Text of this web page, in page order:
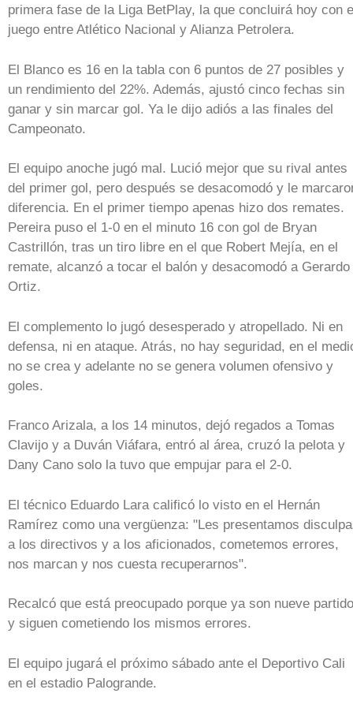
primera fase de la Liga BetPlay, la que concluirá hoy con
juego entre Atlético Nacional y Alianza Petrolera.
El Blanco es 16 en la tabla con 6 puntos de 27 posibles y
un rendimiento del 22%. Además, ajustó cinco fechas sin
ganar y sin marcar gol. Ya le dijo adiós a las finales del
Campeonato.
El equipo anoche jugó mal. Lució mejor que su rival antes
del primer gol, pero después se desacomodó y le
diferencia. En el primer tiempo apenas hizo dos remates.
Pereira puso el 1-0 en el minuto 16 con gol de Bryan
Castrillón, tras un tiro libre en el que Robert Mejía, en el
remate, alcanzó a tocar el balón y desacomodó a Gerardo
Ortiz.
El complemento lo jugó desesperado y atropellado. Ni en
defensa, ni en ataque. Atrás, no hay seguridad, en el
no se crea y adelante no se genera volumen ofensivo y
goles.
Franco Arizala, a los 14 minutos, dejó regados a Tomas
Clavijo y a Duván Viáfara, entró al área, cruzó la pelota y
Dany Cano solo la tuvo que empujar para el 2-0.
El técnico Eduardo Lara calificó lo visto en el Hernán
Ramírez como una vergüenza: "Les presentamos
a los directivos y a los aficionados, cometemos errores,
nos marcan y nos cuesta recuperarnos".
Recalcó que está preocupado porque ya son nueve
y siguen cometiendo los mismos errores.
El equipo jugará el próximo sábado ante el Deportivo Cali
en el estadio Palogrande.